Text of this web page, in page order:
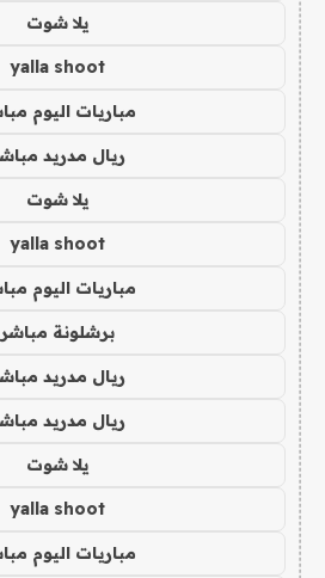
يلا شوت
yalla shoot
مباريات اليوم
ريال مدريد
يلا شوت
yalla shoot
مباريات اليوم
برشلونة مباشر
ريال مدريد
ريال مدريد
يلا شوت
yalla shoot
مباريات اليوم